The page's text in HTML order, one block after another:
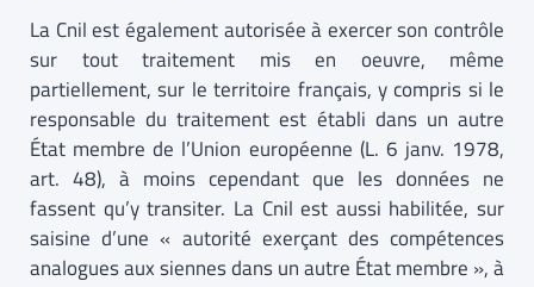
La Cnil est également autorisée à exercer son contrôle
sur tout traitement mis en oeuvre, même
partiellement, sur le territoire français, y compris si le
responsable du traitement est établi dans un autre
État membre de l’Union européenne (L. 6 janv. 1978,
art. 48), à moins cependant que les données ne
fassent qu’y transiter. La Cnil est aussi habilitée, sur
saisine d’une « autorité exerçant des compétences
analogues aux siennes dans un autre État membre », à